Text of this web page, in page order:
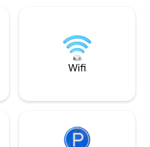
Nacional
experiencia única
Wifi